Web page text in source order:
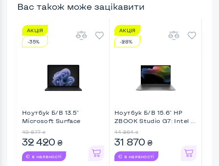
Вас також може зацікавити
АКЦІЯ
-35%
Ноутбук Б/В 13.5"
Microsoft Surface
49 877 ₴
32 420 ₴
Є в наявності
АКЦІЯ
-28%
Ноутбук Б/В 15.6" HP
ZBOOK Studio G7: Intel ...
44 264 ₴
31 870 ₴
Є в наявності